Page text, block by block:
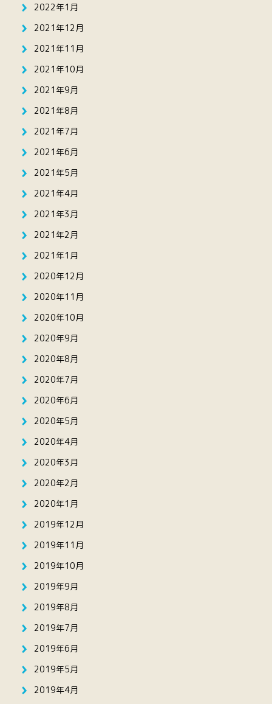
2022年1月
2021年12月
2021年11月
2021年10月
2021年9月
2021年8月
2021年7月
2021年6月
2021年5月
2021年4月
2021年3月
2021年2月
2021年1月
2020年12月
2020年11月
2020年10月
2020年9月
2020年8月
2020年7月
2020年6月
2020年5月
2020年4月
2020年3月
2020年2月
2020年1月
2019年12月
2019年11月
2019年10月
2019年9月
2019年8月
2019年7月
2019年6月
2019年5月
2019年4月